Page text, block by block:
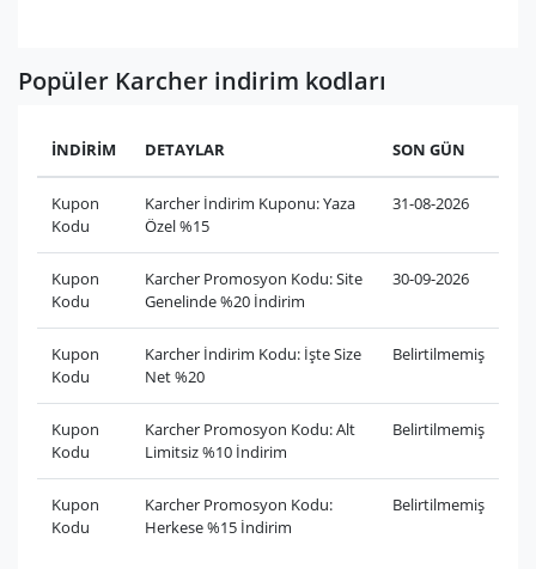
Popüler Karcher indirim kodları
İNDİRİM DETAYLAR SON GÜN
Kupon
Kodu
Karcher İndirim Kuponu: Yaza
Özel %15
31-08-2026
Kupon
Kodu
Karcher Promosyon Kodu: Site
Genelinde %20 İndirim
30-09-2026
Kupon
Kodu
Karcher İndirim Kodu: İşte Size
Net %20
Belirtilmemiş
Kupon
Kodu
Karcher Promosyon Kodu: Alt
Limitsiz %10 İndirim
Belirtilmemiş
Kupon
Kodu
Karcher Promosyon Kodu:
Herkese %15 İndirim
Belirtilmemiş